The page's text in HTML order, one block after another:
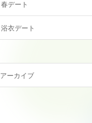
春デート
浴衣デート
アーカイブ